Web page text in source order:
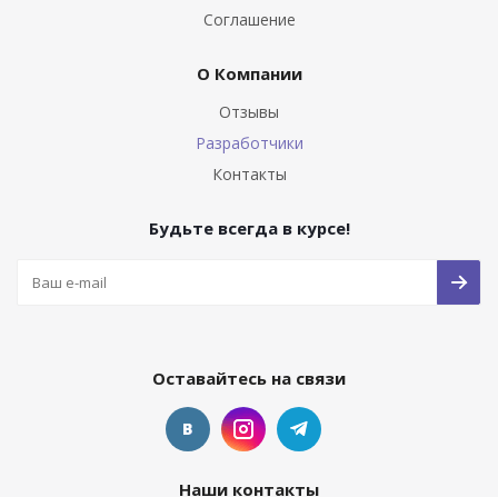
Соглашение
О Компании
Отзывы
Разработчики
Контакты
Будьте всегда в курсе!
Оставайтесь на связи
Наши контакты